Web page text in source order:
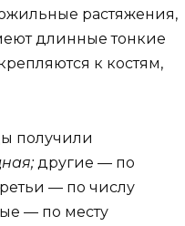
растяжения,
длинные тонкие
к костям,
получили
другие — по
— по числу
— по месту